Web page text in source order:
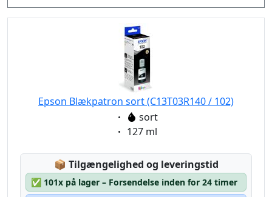
Epson Blækpatron sort (C13T03R140 / 102)
Eigenschaft:
sort
Eigenschaft:
127 ml
📦 Lagerstatus:
Tilgængelighed og leveringstid
✅ 101x på lager – Forsendelse inden for 24 timer